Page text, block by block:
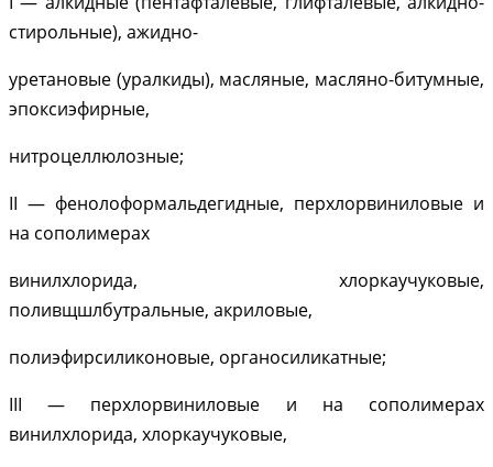
стирольные), ажидно-
уретановые (уралкиды), масляные, масляно-битумные,
эпоксиэфирные,
нитроцеллюлозные;
II — фенолоформальдегидные, перхлорвиниловые и
на сополимерах
винилхлорида, хлоркаучуковые,
поливщшлбутральные, акриловые,
полиэфирсиликоновые, органосиликатные;
III — перхлорвиниловые и на сополимерах
винилхлорида, хлоркаучуковые,